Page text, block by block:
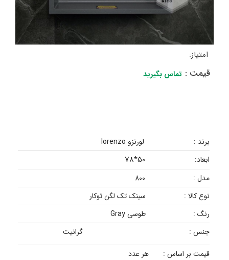
امتیاز:
قیمت : تماس بگیرید
برند :
لورنزو lorenzo
ابعاد:
50*78
مدل :
800
نوع کالا :
سینک تک لگن توکار
رنگ :
طوسی Gray
جنس :
گرانیت
قیمت بر اساس :
هر عدد